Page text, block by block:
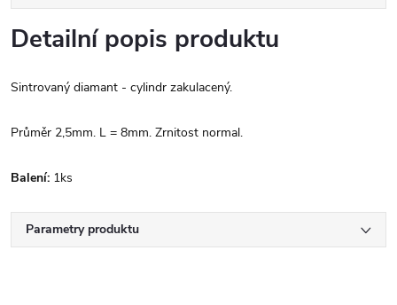
Detailní popis produktu
Sintrovaný diamant - cylindr zakulacený.
Průměr 2,5mm. L = 8mm. Zrnitost normal.
Balení: 1ks
Parametry produktu